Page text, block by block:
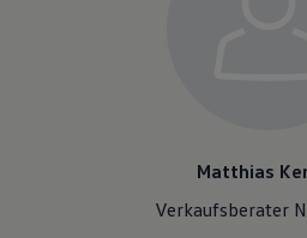
Matthias
Verkaufsberater